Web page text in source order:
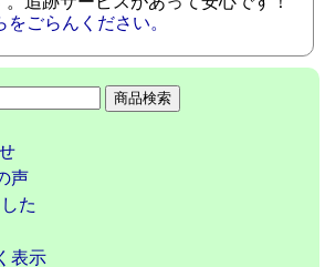
ごらんください。
声
た
表示